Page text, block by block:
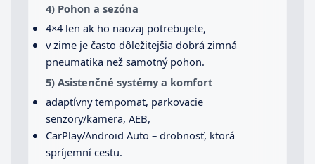
4) Pohon a sezóna
4×4 len ak ho naozaj potrebujete,
v zime je často dôležitejšia dobrá zimná
pneumatika než samotný pohon.
5) Asistenčné systémy a komfort
adaptívny tempomat, parkovacie
senzory/kamera, AEB,
CarPlay/Android Auto – drobnosť, ktorá
spríjemní cestu.